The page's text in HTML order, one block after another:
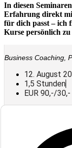
In diesen
Erfahrung direkt
für dich passt – ich
Kurse persönlich zu
Business Coaching
12. August
1,5 Stunden
EUR 90,-/30,-